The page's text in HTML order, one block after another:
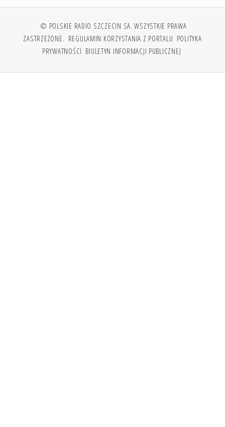
© POLSKIE RADIO SZCZECIN SA. WSZYSTKIE PRAWA
ZASTRZEŻONE. REGULAMIN KORZYSTANIA Z PORTALU POLITYKA
PRYWATNOŚCI BIULETYN INFORMACJI PUBLICZNEJ